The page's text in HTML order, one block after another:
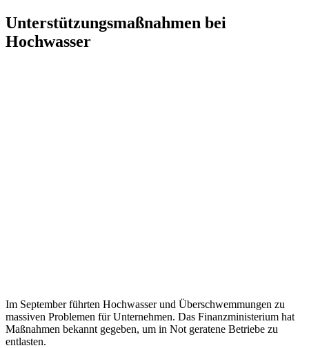
Zum
Inhalt
springen
Unterstützungsmaßnahmen bei
Hochwasser
Im September führten Hochwasser und Überschwemmungen zu
massiven Problemen für Unternehmen. Das Finanzministerium hat
Maßnahmen bekannt gegeben, um in Not geratene Betriebe zu
entlasten.